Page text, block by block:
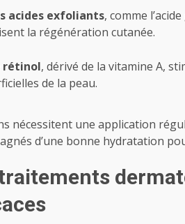
acides exfoliants, comme
la régénération cutanée.
rétinol, dérivé de la vitamine A,
de la peau.
nécessitent une application
d’une bonne hydratation